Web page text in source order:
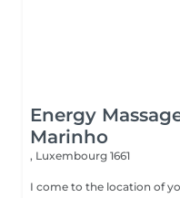
Energy
Marinho
, Luxembourg 1661
I come to the location of